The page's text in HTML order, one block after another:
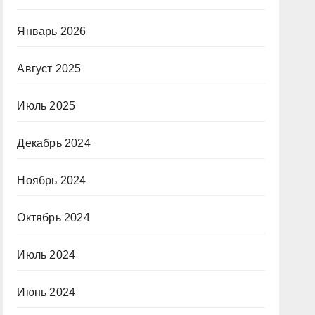
Январь 2026
Август 2025
Июль 2025
Декабрь 2024
Ноябрь 2024
Октябрь 2024
Июль 2024
Июнь 2024